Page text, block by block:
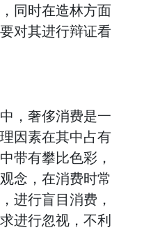
同时在造林方面
对其进行辩证看
，奢侈消费是一
因素在其中占有
带有攀比色彩，
念，在消费时常
进行盲目消费，
进行忽视，不利